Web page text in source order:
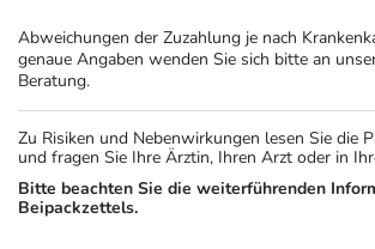
Abweichungen der Zuzahlung je nach
genaue Angaben wenden Sie sich bitte an
Beratung.
Zu Risiken und Nebenwirkungen lesen Sie die
und fragen Sie Ihre Ärztin, Ihren Arzt oder in
Bitte beachten Sie die weiterführenden
Beipackzettels.